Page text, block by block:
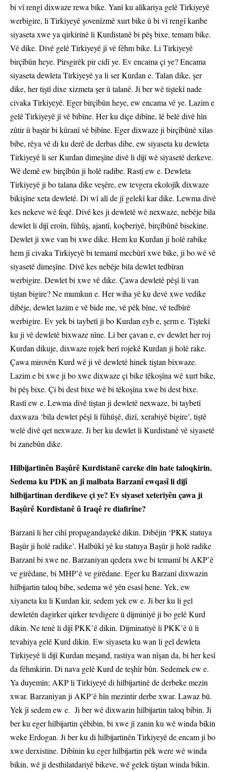
bi vî rengî dixwaze rewa bike. Yanî ku alîkariya gelê Tirkiyeyê
werbigire, li Tirkiyeyê şovenîzmê xurt bike û bi vî rengî karibe
siyaseta xwe ya qirkirinê li Kurdistanê bi pêş bixe, temam bike.
Vê dike. Divê gelê Tirkiyeyê jî vê fêhm bike. Li Tirkiyeyê
birçîbûn heye. Pirsgirêk pir cidî ye. Ev encama çi ye? Encama
siyaseta dewleta Tirkiyeyê ya li ser Kurdan e. Talan dike, şer
dike, her tiştî dixe xizmeta şer û talanê. Ji ber wê tiştekî nade
civaka Tirkiyeyê. Eger birçîbûn heye, ew encama vê ye. Lazim e
gelê Tirkiyeyê jî vê bibîne. Her ku diçe dibîne, lê belê divê hîn
zûtir û baştir bi kûranî vê bibîne. Eger dixwaze ji birçîbûnê xilas
bibe, rêya vê di ku derê de derbas dibe, ew siyaseta ku dewleta
Tirkiyeyê li ser Kurdan dimeşîne divê li dijî wê siyasetê derkeve.
Wê demê ew birçîbûn ji holê radibe. Rastî ew e. Dewleta
Tirkiyeyê ji bo talana dike veşêre, ew tevgera ekolojîk dixwaze
bikişîne xeta dewletê. Di wî alî de jî gelekî kar dike. Lewma divê
kes nekeve wê feqê. Divê kes ji dewletê wê nexwaze, nebêje bila
dewlet li dijî eroîn, fûhûş, ajantî, koçberiyê, birçîbûnê bisekine.
Dewlet ji xwe van bi xwe dike. Hem ku Kurdan ji holê rabike
hem jî civaka Tirkiyeyê bi temamî mecbûrî xwe bike, ji bo wê vê
siyasetê dimeşîne. Divê kes nebêje bila dewlet tedbîran
werbigire. Dewlet bi xwe vê dike. Çawa dewletê pêşî li van
tiştan bigire? Ne mumkun e. Her wiha yê ku devê xwe vedike
dibêje, dewlet lazim e vê bide me, vê pêk bîne, vê tedbîrê
werbigire. Ev yek bi taybetî ji bo Kurdan eyb e, şerm e. Tiştekî
ku ji vê dewletê bixwaze nîne. Li ber çavan e, ev dewlet her roj
Kurdan dikuje, dixwaze rojek berî rojekê Kurdan ji holê rake.
Çawa mirovên Kurd wê ji vê dewletê hinek tiştan bixwaze.
Lazim e bi xwe ji bo xwe dixwaze çi bike têkoşîna wê xurt bike,
bi pêş bixe. Çi bi dest bixe wê bi têkoşîna xwe bi dest bixe.
Rastî ew e. Lewma divê tiştan ji dewletê nexwaze, bi taybetî
daxwaza ‘bila dewlet pêşî li fûhûşê, dizî, xerabiyê bigire’, tiştê
welê divê qet nexwaze. Ji ber ku dewlet li Kurdistanê vê siyasetê
bi zanebûn dike.
Hilbijartinên Başûrê Kurdistanê careke din hate taloqkirin.
Sedema ku PDK an jî malbata Barzanî ewqasî li dijî
hilbijartinan derdikeve çi ye? Ev siyaset xeteriyên çawa ji
Başûrê Kurdistanê û Iraqê re diafirîne?
Barzanî li her cihî propagandayekê dikin. Dibêjin ‘PKK statuya
Başûr ji holê radike’. Halbûkî yê ku statuya Başûr ji holê radike
Barzanî bi xwe ne. Barzaniyan qedera xwe bi temamî bi AKP’ê
ve girêdane, bi MHP’ê ve girêdane. Eger ku Barzanî dixwazin
hilbijartin taloq bibe, sedema wê yên esasî hene. Yek, ew
xiyaneta ku li Kurdan kir, sedem yek ew e. Ji ber ku li gel
dewletên dagirker qirker tevdigere û dijminiyê ji bo gelê Kurd
dikin. Ne tenê li dijî PKK’ê dikin. Dijminatiyê li PKK’ê û li
tevahiya gelê Kurd dikin. Ew siyaseta ku wan li gel dewleta
Tirkiyeyê li dijî Kurdan meşand, rastiya wan nîşan da, bi her kesî
da fêhmkirin. Di nava gelê Kurd de teşhîr bûn. Sedemek ew e.
Ya duyemîn; AKP li Tirkiyeyê di hilbijartinê de derbeke mezin
xwar. Barzaniyan ji AKP’ê hîn mezintir derbe xwar. Lawaz bû.
Yek jî sedem ew e. Ji ber wê dixwazin hilbijartin taloq bibin. Ji
ber ku eger hilbijartin çêbibin, bi xwe jî zanin ku wê winda bikin
weke Erdogan. Ji ber ku di hilbijartinên Tirkiyeyê de encam ji bo
xwe derxistine. Dibînin ku eger hilbijartin pêk were wê winda
bikin, wê ji desthilatdariyê bikeve, wê gelek tiştan winda bikin.